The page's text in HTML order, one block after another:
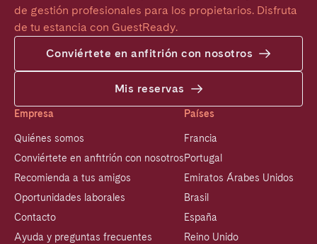
de gestión profesionales para los propietarios. Disfruta
de tu estancia con GuestReady.
Conviértete en anfitrión con nosotros
Mis reservas
Empresa
Quiénes somos
Conviértete en anfitrión con nosotros
Recomienda a tus amigos
Oportunidades laborales
Contacto
Ayuda y preguntas frecuentes
Países
Francia
Portugal
Emiratos Árabes Unidos
Brasil
España
Reino Unido